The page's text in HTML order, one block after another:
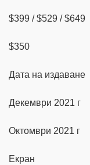
$399 / $529 / $649
$350
Дата на издаване
Декември 2021 г
Октомври 2021 г
Екран